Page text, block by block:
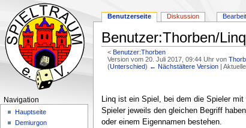
Benutzer:Thorben/Linq
<Benutzer:Thorben
Version vom 20. Juli 2017, 09:44 Uhr von
(Unterschied) ← Nächstältere Version |
Navigation
springen
Suche
springen
Linq ist ein Spiel, bei dem die Spieler
Spieler jeweils den gleichen Begriff
oder einem Eigennamen bestehen.
Benutzerseite Diskussion
Navigation
Hauptseite
Demiurgon